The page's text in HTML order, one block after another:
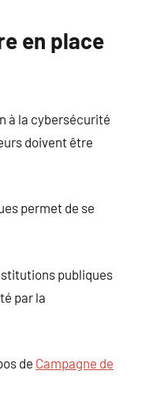
en place
à la cybersécurité
doivent être
permet de se
publiques
par la
de Campagne de